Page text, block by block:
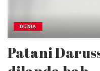
DUNIA
Patani